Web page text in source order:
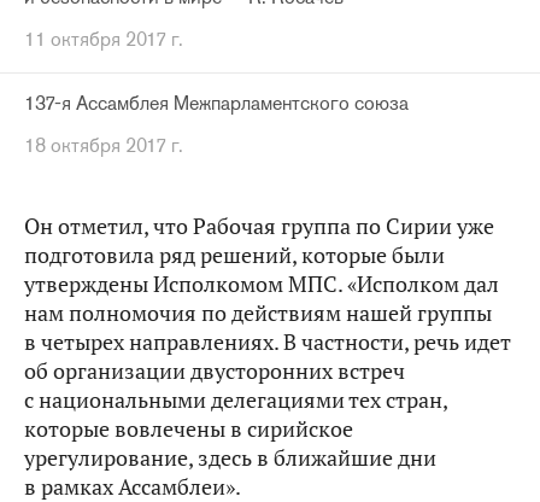
11 октября 2017 г.
137-я Ассамблея Межпарламентского союза
18 октября 2017 г.
Он отметил, что Рабочая группа по Сирии уже
подготовила ряд решений, которые были
утверждены Исполкомом МПС. «Исполком дал
нам полномочия по действиям нашей группы
в четырех направлениях. В частности, речь идет
об организации двусторонних встреч
с национальными делегациями тех стран,
которые вовлечены в сирийское
урегулирование, здесь в ближайшие дни
в рамках Ассамблеи».